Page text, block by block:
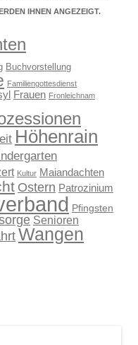
IHNEN ANGEZEIGT.
Buchvorstellung
Familiengottesdienst
Frauen Fronleichnam
Höhenrain
Kultur Maiandachten
Ostern Patrozinium
Pfingsten
Senioren
Wangen